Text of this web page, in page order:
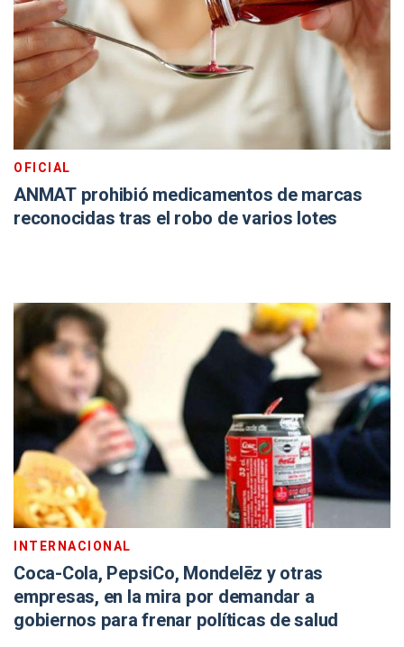
OFICIAL
ANMAT prohibió medicamentos de marcas
reconocidas tras el robo de varios lotes
INTERNACIONAL
Coca-Cola, PepsiCo, Mondelēz y otras
empresas, en la mira por demandar a
gobiernos para frenar políticas de salud